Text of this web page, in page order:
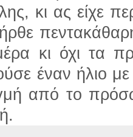
κι ας είχε
κι όχι τα
έναν ήλιο
από το